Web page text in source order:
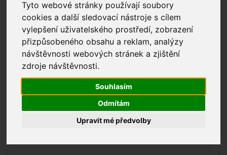
Tyto webové stránky používají soubory
cookies a další sledovací nástroje s cílem
vylepšení uživatelského prostředí, zobrazení
přizpůsobeného obsahu a reklam, analýzy
návštěvnosti webových stránek a zjištění
zdroje návštěvnosti.
Souhlasím
Odmítám
Upravit mé předvolby
Výprodej
Novinky
Akce
Vyhledávání